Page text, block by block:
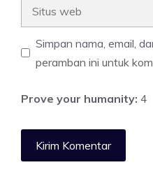
Simpan nama, email,
peramban ini untuk
Prove your humanity: 4